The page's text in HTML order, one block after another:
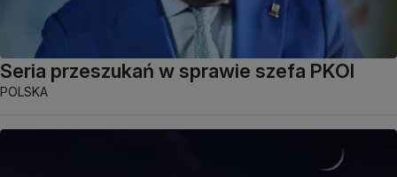
Seria przeszukań w sprawie szefa PKOl
POLSKA